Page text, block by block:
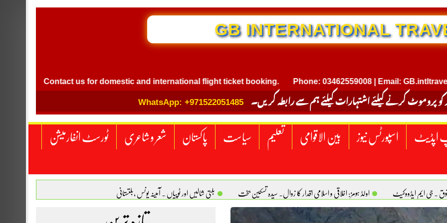
GB INTERNATIONAL TRAVEL
Contact us for domestic and international flight ticket booking. Phone: 03462559008 | Email:
کو پروموٹ کرنے کیلئے اشتہارات کیلئے ہم سے رابطہ کریں۔ WhatsApp: +971522051485
اپڈیٹ اسپورٹس نیوز بین الاقوامی تعلیم سیاست پاکستان شعر و شاعری ٹورسٹ انفارمیشن
. جی ایم ایڈووکیٹ اولڈ ہومز: اخلاقی و اسلامی اقدار کا زوال. سیدہ تسکین بخت بلتی شالیں اور ٹوپیاں . آمینہ یونس ،بلتستانی
امریکا یومِ استحصالِ کشمیر انجینیئر علی رضوان چوہدری برقع پوشی اور مرد کی نگاہ . محمد اسامہ مہر(ملتان )